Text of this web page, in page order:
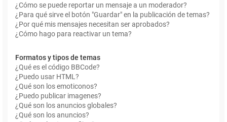
¿Cómo se puede reportar un mensaje a un moderador?
¿Para qué sirve el botón "Guardar" en la publicación de temas?
¿Por qué mis mensajes necesitan ser aprobados?
¿Cómo hago para reactivar un tema?
Formatos y tipos de temas
¿Qué es el código BBCode?
¿Puedo usar HTML?
¿Qué son los emoticonos?
¿Puedo publicar imagenes?
¿Qué son los anuncios globales?
¿Qué son los anuncios?